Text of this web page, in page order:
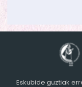
Eskubide guztiak